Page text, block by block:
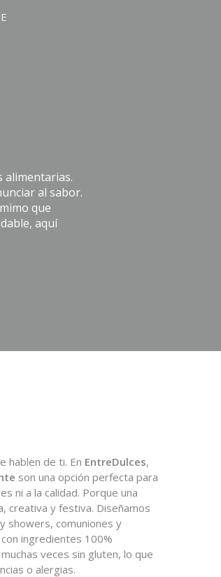
alimentarias.
al sabor.
que
aquí
hablen de ti. En EntreDulces,
son una opción perfecta para
ni a la calidad. Porque una
creativa y festiva. Diseñamos
showers, comuniones y
ingredientes 100%
veces sin gluten, lo que
o alergias.